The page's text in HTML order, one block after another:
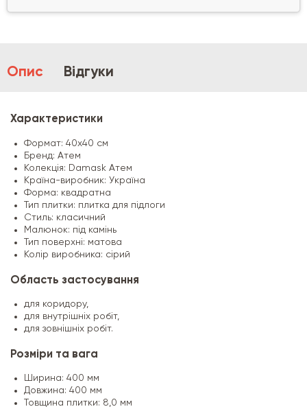
Опис Відгуки
Характеристики
Формат: 40x40 см
Бренд: Атем
Колекція: Damask Атем
Країна-виробник: Україна
Форма: квадратна
Тип плитки: плитка для підлоги
Стиль: класичний
Малюнок: під камінь
Тип поверхні: матова
Колір виробника: сірий
Область застосування
для коридору,
для внутрішніх робіт,
для зовнішніх робіт.
Розміри та вага
Ширина: 400 мм
Довжина: 400 мм
Товщина плитки: 8,0 мм